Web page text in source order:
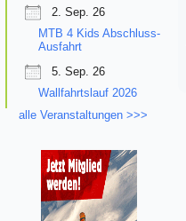
2. Sep. 26
MTB 4 Kids Abschluss-
Ausfahrt
5. Sep. 26
Wallfahrtslauf 2026
alle Veranstaltungen >>>